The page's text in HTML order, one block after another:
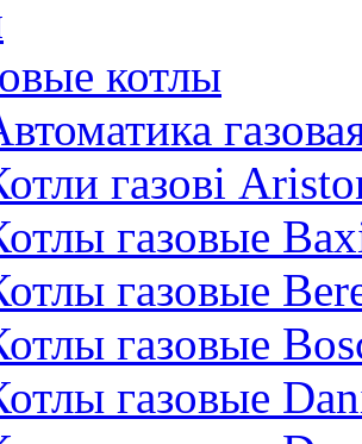
котлы
газові
газовые
газовые
газовые
газовые